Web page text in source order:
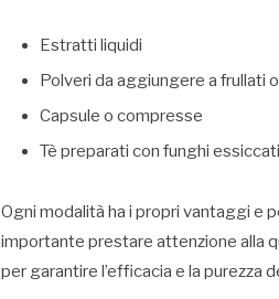
Estratti liquidi
Polveri da aggiungere a frullati
Capsule o compresse
Tè preparati con funghi essiccati
Ogni modalità ha i propri vantaggi e
importante prestare attenzione alla
per garantire l’efficacia e la purezza